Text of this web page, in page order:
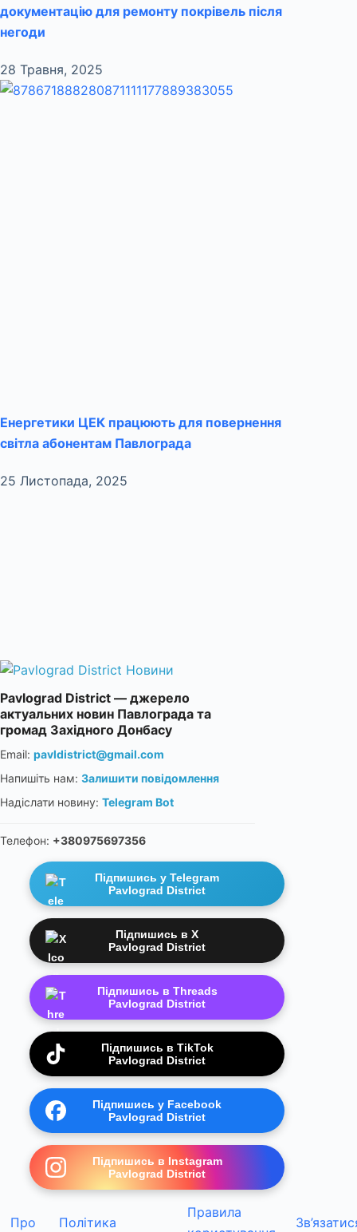
документацію для ремонту покрівель після
негоди
28 Травня, 2025
Енергетики ЦЕК працюють для повернення
світла абонентам Павлограда
25 Листопада, 2025
Pavlograd District — джерело
актуальних новин Павлограда та
громад Західного Донбасу
Email: pavldistrict@gmail.com
Напишіть нам: Залишити повідомлення
Надіслати новину: Telegram Bot
Телефон: +380975697356
Підпишись у Telegram
Pavlograd District
Підпишись в X
Pavlograd District
Підпишись в Threads
Pavlograd District
Підпишись в TikTok
Pavlograd District
Підпишись у Facebook
Pavlograd District
Підпишись в Instagram
Pavlograd District
Про Політика
Правила